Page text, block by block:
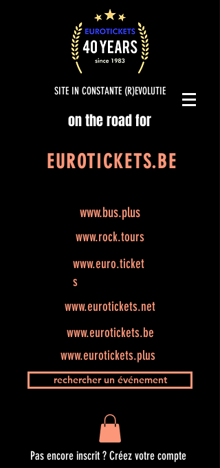
SITE IN CONSTANTE (R)EVOLUTIE
on the road for
EUROTICKETS.BE
www.bus.plus
www.rock.tours
www.euro.ticket
s
www.eurotickets.net
www.eurotickets.be
www.eurotickets.plus
rechercher un événement
Pas encore inscrit ? Créez votre compte